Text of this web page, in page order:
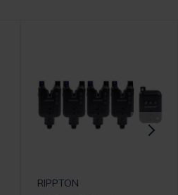
RIPPTON